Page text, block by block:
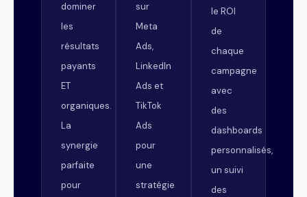
dominer
les
résultats
payants
ET
organiques.
La
synergie
parfaite
pour
sur
Meta
Ads,
LinkedIn
Ads et
TikTok
Ads
pour
une
stratégie
le ROI
de
chaque
campagne
avec
des
dashboards
personnalisés,
un suivi
des